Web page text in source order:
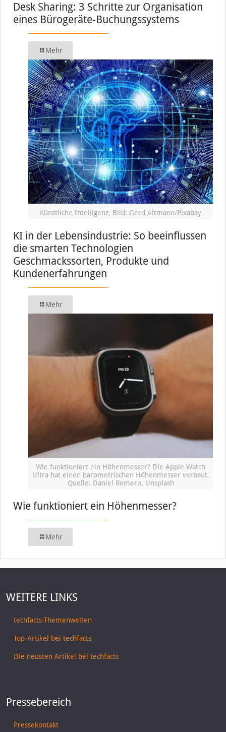
Desk Sharing: 3 Schritte zur Organisation
eines Bürogeräte-Buchungssystems
Mehr
Künstliche Intelligenz, Bild: Gerd Altmann/Pixabay
KI in der Lebensindustrie: So beeinflussen
die smarten Technologien
Geschmackssorten, Produkte und
Kundenerfahrungen
Mehr
Wie funktioniert ein Höhenmesser? Die Apple Watch
Ultra hat einen barometrischen Höhenmesser verbaut,
Quelle: Daniel Romero, Unsplash
Wie funktioniert ein Höhenmesser?
Mehr
WEITERE LINKS
techfacts-Themenwelten
Top-Artikel bei techfacts
Die neusten Artikel bei techfacts
Pressebereich
Pressekontakt